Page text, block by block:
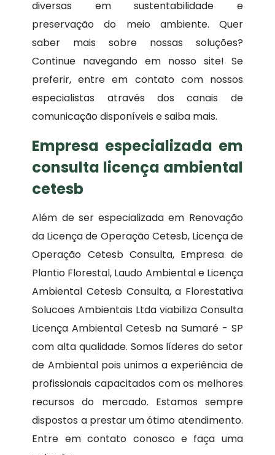
diversas em sustentabilidade e
preservação do meio ambiente. Quer
saber mais sobre nossas soluções?
Continue navegando em nosso site! Se
preferir, entre em contato com nossos
especialistas através dos canais de
comunicação disponíveis e saiba mais.
Empresa especializada em
consulta licença ambiental
cetesb
Além de ser especializada em Renovação
da Licença de Operação Cetesb, Licença de
Operação Cetesb Consulta, Empresa de
Plantio Florestal, Laudo Ambiental e Licença
Ambiental Cetesb Consulta, a Florestativa
Solucoes Ambientais Ltda viabiliza Consulta
Licença Ambiental Cetesb na Sumaré - SP
com alta qualidade. Somos líderes do setor
de Ambiental pois unimos a experiência de
profissionais capacitados com os melhores
recursos do mercado. Estamos sempre
dispostos a prestar um ótimo atendimento.
Entre em contato conosco e faça uma